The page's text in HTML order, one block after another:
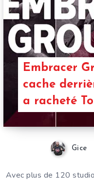
Embracer
cache
a racheté
Gice
Avec plus de 120